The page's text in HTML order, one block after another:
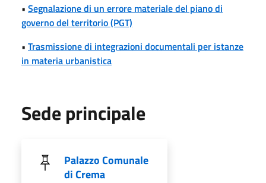
• Segnalazione di un errore materiale del piano di
governo del territorio (PGT)
• Trasmissione di integrazioni documentali per istanze
in materia urbanistica
Sede principale
Palazzo Comunale
di Crema